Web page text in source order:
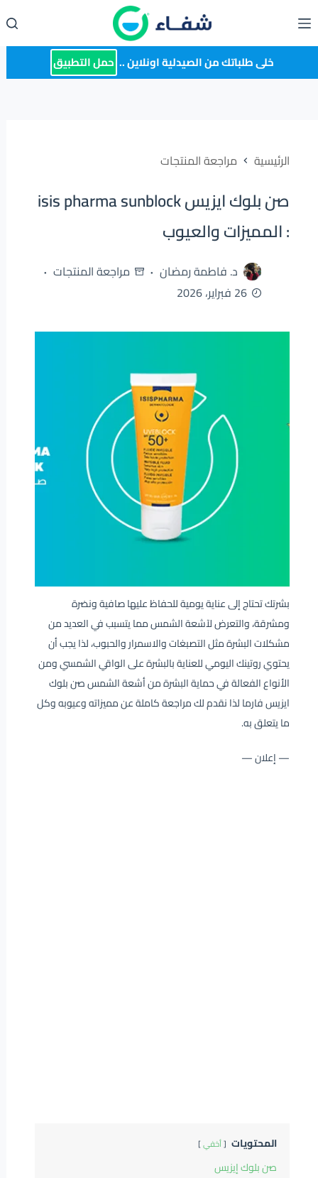
إلى
المحتوى خلى طلباتك من الصيدلية اونلاين .. حمل التطبيق
الرئيسية مراجعة المنتجات
صن بلوك ايزيس isis pharma sunblock
: المميزات والعيوب
د. فاطمة رمضان
مراجعة المنتجات
26 فبراير، 2026
بشرتك تحتاج إلى عناية يومية للحفاظ عليها صافية ونضرة
ومشرقة، والتعرض لآشعة الشمس مما يتسبب في العديد من
مشكلات البشرة مثل التصبغات والاسمرار والحبوب، لذا يجب أن
يحتوي روتينك اليومي للعناية بالبشرة على الواقي الشمسي ومن
الأنواع الفعالة في حماية البشرة من أشعة الشمس صن بلوك
ايزيس فارما لذا نقدم لك مراجعة كاملة عن مميزاته وعيوبه وكل
ما يتعلق به.
— إعلان —
المحتويات أخفي
صن بلوك إيزيس